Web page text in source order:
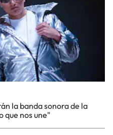
la banda sonora de la
que nos une"